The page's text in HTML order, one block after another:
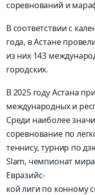
соревнований и
В соответствии с
года, в Астане
из них 143
городских.
В 2025 году Астана
международных и
Среди наиболее
соревнование по
теннису, турнир по
Slam, чемпионат
Евразийс-
кой лиги по конному